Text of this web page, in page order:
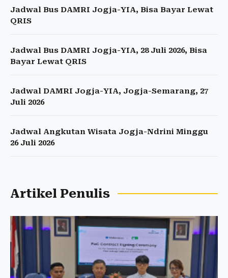
Jadwal Bus DAMRI Jogja-YIA, Bisa Bayar Lewat
QRIS
Jadwal Bus DAMRI Jogja-YIA, 28 Juli 2026, Bisa
Bayar Lewat QRIS
Jadwal DAMRI Jogja-YIA, Jogja-Semarang, 27
Juli 2026
Jadwal Angkutan Wisata Jogja-Ndrini Minggu
26 Juli 2026
Artikel Penulis